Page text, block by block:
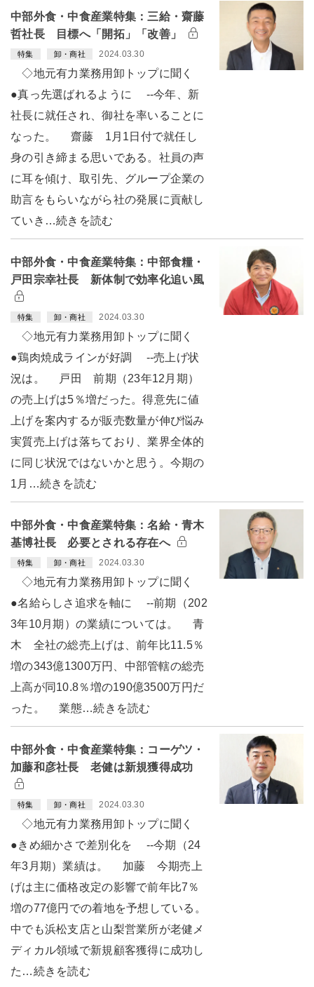
中部外食・中食産業特集：三給・齋藤
哲社長 目標へ「開拓」「改善」
特集 卸・商社 2024.03.30
◇地元有力業務用卸トップに聞く
●真っ先選ばれるように --今年、新
社長に就任され、御社を率いることに
なった。 齋藤 1月1日付で就任し
身の引き締まる思いである。社員の声
に耳を傾け、取引先、グループ企業の
助言をもらいながら社の発展に貢献し
ていき…続きを読む
中部外食・中食産業特集：中部食糧・
戸田宗幸社長 新体制で効率化追い風
特集 卸・商社 2024.03.30
◇地元有力業務用卸トップに聞く
●鶏肉焼成ラインが好調 --売上げ状
況は。 戸田 前期（23年12月期）
の売上げは5％増だった。得意先に値
上げを案内するが販売数量が伸び悩み
実質売上げは落ちており、業界全体的
に同じ状況ではないかと思う。今期の
1月…続きを読む
中部外食・中食産業特集：名給・青木
基博社長 必要とされる存在へ
特集 卸・商社 2024.03.30
◇地元有力業務用卸トップに聞く
●名給らしさ追求を軸に --前期（202
3年10月期）の業績については。 青
木 全社の総売上げは、前年比11.5％
増の343億1300万円、中部管轄の総売
上高が同10.8％増の190億3500万円だ
った。 業態…続きを読む
中部外食・中食産業特集：コーゲツ・
加藤和彦社長 老健は新規獲得成功
特集 卸・商社 2024.03.30
◇地元有力業務用卸トップに聞く
●きめ細かさで差別化を --今期（24
年3月期）業績は。 加藤 今期売上
げは主に価格改定の影響で前年比7％
増の77億円での着地を予想している。
中でも浜松支店と山梨営業所が老健メ
ディカル領域で新規顧客獲得に成功し
た…続きを読む